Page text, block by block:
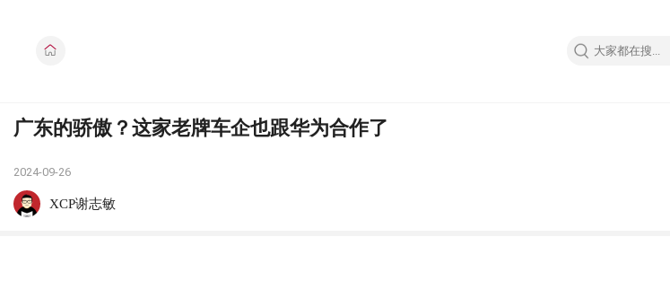
广东的骄傲？这家老牌车企也跟华为合作了
2024-09-26
XCP谢志敏